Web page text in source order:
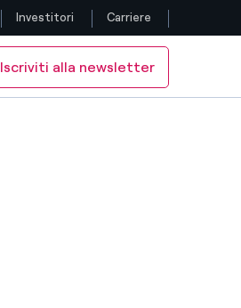
Investitori Carriere
Iscriviti alla newsletter